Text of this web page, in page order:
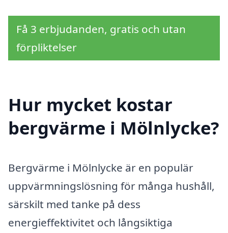
Få 3 erbjudanden, gratis och utan
förpliktelser
Hur mycket kostar
bergvärme i Mölnlycke?
Bergvärme i Mölnlycke är en populär
uppvärmningslösning för många hushåll,
särskilt med tanke på dess
energieffektivitet och långsiktiga